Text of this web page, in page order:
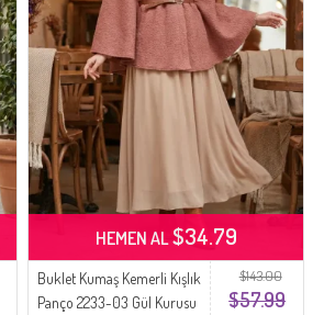
$143.00
$57.99
Buklet Kumaş Kemerli Kışlık
Panço 2233-03 Gül Kurusu
HEMEN AL$34.79